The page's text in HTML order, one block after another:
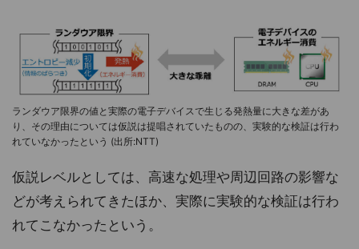
ランダウア限界の値と実際の電子デバイスで生じる発熱量に大きな差があ
り、その理由については仮説は提唱されていたものの、実験的な検証は行わ
れていなかったという (出所:NTT)
仮説レベルとしては、高速な処理や周辺回路の影響な
どが考えられてきたほか、実際に実験的な検証は行わ
れてこなかったという。